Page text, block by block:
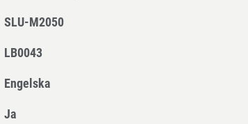
SLU-M2050
LB0043
Engelska
Ja